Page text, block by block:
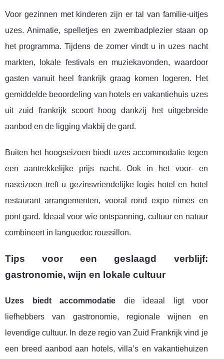
Voor gezinnen met kinderen zijn er tal van familie-uitjes
uzes. Animatie, spelletjes en zwembadplezier staan op
het programma. Tijdens de zomer vindt u in uzes nacht
markten, lokale festivals en muziekavonden, waardoor
gasten vanuit heel frankrijk graag komen logeren. Het
gemiddelde beoordeling van hotels en vakantiehuis uzes
uit zuid frankrijk scoort hoog dankzij het uitgebreide
aanbod en de ligging vlakbij de gard.
Buiten het hoogseizoen biedt uzes accommodatie tegen
een aantrekkelijke prijs nacht. Ook in het voor- en
naseizoen treft u gezinsvriendelijke logis hotel en hotel
restaurant arrangementen, vooral rond expo nimes en
pont gard. Ideaal voor wie ontspanning, cultuur en natuur
combineert in languedoc roussillon.
Tips voor een geslaagd verblijf:
gastronomie, wijn en lokale cultuur
Uzes biedt accommodatie die ideaal ligt voor
liefhebbers van gastronomie, regionale wijnen en
levendige cultuur. In deze regio van Zuid Frankrijk vind je
een breed aanbod aan hotels, villa’s en vakantiehuizen